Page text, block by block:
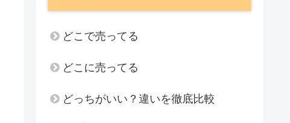
どこで売ってる
どこに売ってる
どっちがいい？違いを徹底比較